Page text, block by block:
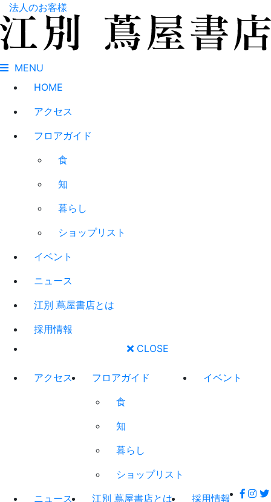
法人のお客様
MENU
HOME
アクセス
フロアガイド
食
知
暮らし
ショップリスト
イベント
ニュース
江別 蔦屋書店とは
採用情報
CLOSE
アクセス
フロアガイド
食
知
暮らし
ショップリスト
イベント
ニュース 江別 蔦屋書店とは 採用情報